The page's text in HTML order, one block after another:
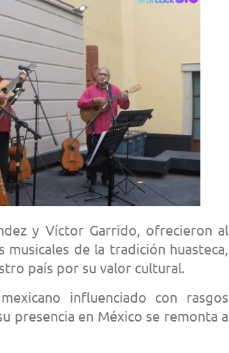
y Víctor Garrido, ofrecieron al
de la tradición huasteca,
país por su valor cultural.
influenciado con rasgos
presencia en México se remonta a